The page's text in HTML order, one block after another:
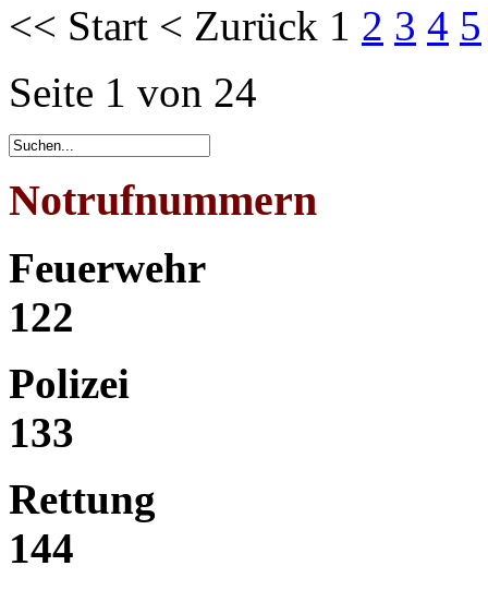
<< Start < Zurück 1 2 3 4 5
Seite 1 von 24
Notrufnummern
Feuerwehr
122
Polizei
133
Rettung
144